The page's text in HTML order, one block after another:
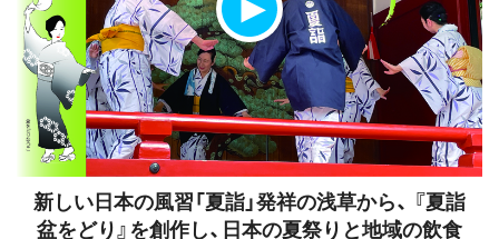
新しい日本の風習「夏詣」発祥の浅草から、 『夏詣
盆をどり』を創作し、日本の夏祭りと地域の飲食